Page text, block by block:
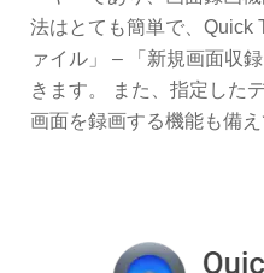
法はとても簡単で、Quick
ァイル」 – 「新規画面収
きます。 また、指定した
画面を録画する機能も備え